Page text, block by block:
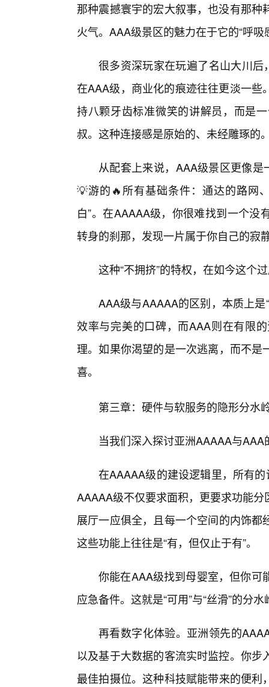
那种震撼寰宇的宏大叙事，也没有那
火气。AAA级景区的魅力在于它的“呼吸
很多资深玩家在玩遍了名山大川后
在AAA级，商业化的痕迹往往更淡一
持八颗牙齿标准微笑的讲解员，而是
叔。这种连接感是原始的、未经雕琢的
从配套上来说，AAA级景区更像是
💡游的🔥所有基础条件：通达的路网
白”。在AAAAA级，你很难找到一个
转身的刹那，发现一片属于你自己的寂
这种“不拥挤”的特权，在如今这个
AAA级与AAAAA的区别，本质上是
效率与完美的口碑，而AAA则在有限
理。如果你渴望的是一次逃离，而不
喜。
第三章：硬件与软服务的隐形分水
当我们深入探讨亚洲AAAAA与
在AAAAA级的建设逻辑里，所有
AAAAA级不仅要求面积，更要求功能
展厅一应俱全，且每一个空间的内饰
这些功能上往往是“有，但仅止于有”。
你能在AAA级找到母婴室，但你可
应急备件。这就是“可用”与“丝滑”的分水
再看数字化体验。亚洲领先的
以及基于大数据的客流实时监控。你
最佳拍摄位。这种科技赋能带来的便